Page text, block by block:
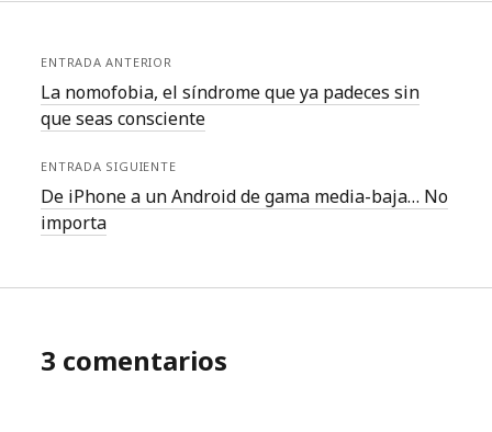
ENTRADA ANTERIOR
La nomofobia, el síndrome que ya padeces sin
que seas consciente
ENTRADA SIGUIENTE
De iPhone a un Android de gama media-baja… No
importa
3 comentarios